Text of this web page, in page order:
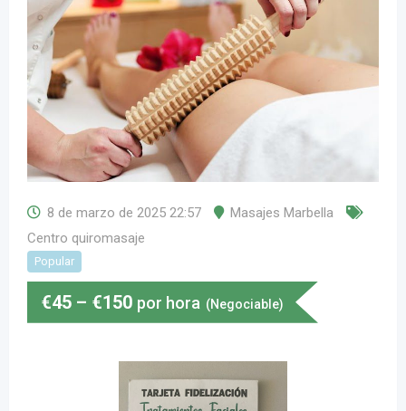
8 de marzo de 2025 22:57
Masajes Marbella
Centro quiromasaje
Popular
€45 – €150 por hora (Negociable)